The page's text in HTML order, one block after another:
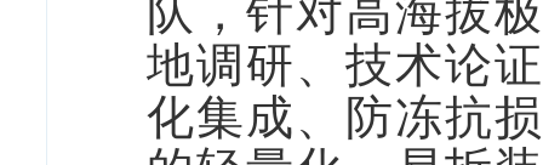
队，针对高海拔
地调研、技术论
化集成、防冻抗